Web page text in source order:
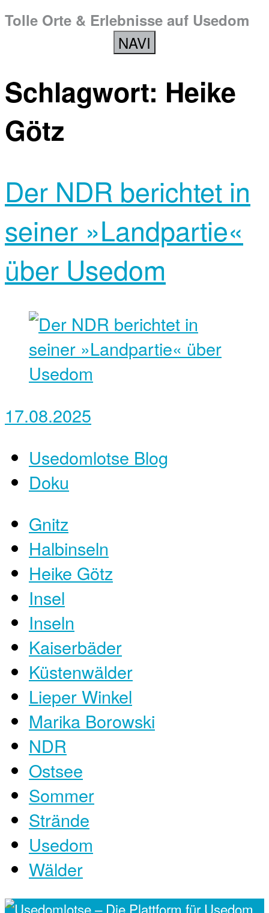
Tolle Orte & Erlebnisse auf Usedom
NAVI
Schlagwort: Heike
Götz
Der NDR berichtet in
seiner »Landpartie«
über Usedom
17.08.2025
Usedomlotse Blog
Doku
Gnitz
Halbinseln
Heike Götz
Insel
Inseln
Kaiserbäder
Küstenwälder
Lieper Winkel
Marika Borowski
NDR
Ostsee
Sommer
Strände
Usedom
Wälder